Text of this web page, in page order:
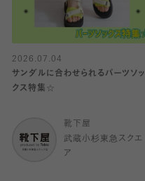
2026.07.04
サンダルに合わせられるパーツソッ
クス特集☆
靴下屋
武蔵小杉東急スクエ
ア